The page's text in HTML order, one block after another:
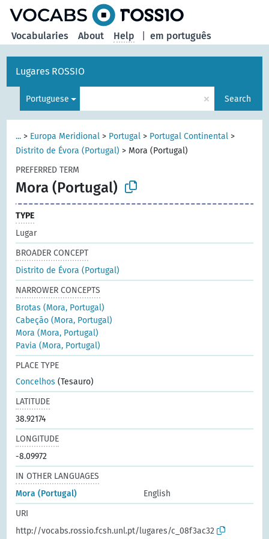
em português
Vocabularies About Help
Lugares ROSSIO
Portuguese × Search
... > Europa Meridional > Portugal > Portugal Continental >
Distrito de Évora (Portugal) > Mora (Portugal)
PREFERRED TERM
Mora (Portugal)
TYPE
Lugar
BROADER CONCEPT
Distrito de Évora (Portugal)
NARROWER CONCEPTS
Brotas (Mora, Portugal)
Cabeção (Mora, Portugal)
Mora (Mora, Portugal)
Pavia (Mora, Portugal)
PLACE TYPE
Concelhos (Tesauro)
LATITUDE
38.92174
LONGITUDE
-8.09972
IN OTHER LANGUAGES
Mora (Portugal)
English
URI
http://vocabs.rossio.fcsh.unl.pt/lugares/c_08f3ac32